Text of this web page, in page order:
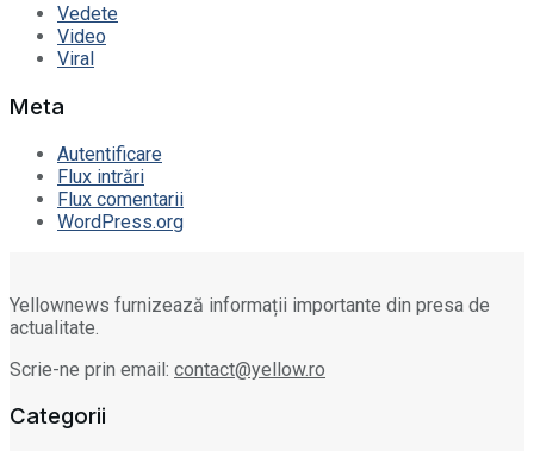
Vedete
Video
Viral
Meta
Autentificare
Flux intrări
Flux comentarii
WordPress.org
Yellownews furnizează informații importante din presa de
actualitate.
Scrie-ne prin email: contact@yellow.ro
Categorii